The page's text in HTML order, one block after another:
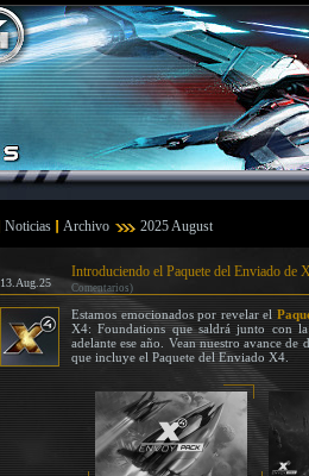
Noticias Archivo 2025 August
13.Aug.25
Introduciendo el Paquete del Enviado de
Comentarios)
Estamos emocionados por revelar el
X4: Foundations que saldrá junto con
adelante ese año. Vean nuestro avance de
que incluye el Paquete del Enviado X4.